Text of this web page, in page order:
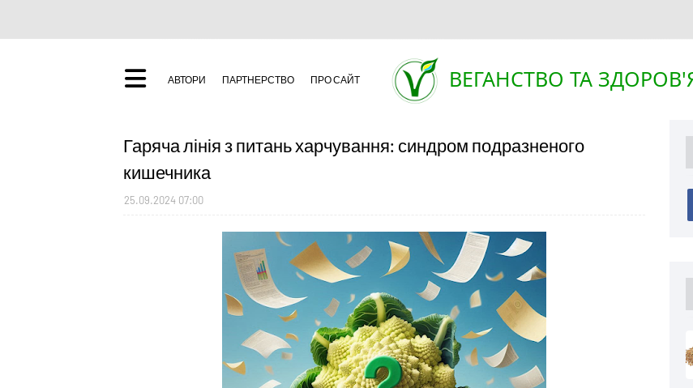
АВТОРИ ПАРТНЕРСТВО ПРО САЙТ ВЕГАНСТВО ТА
Гаряча лінія з питань харчування: синдром подразненого
кишечника
25.09.2024 07:00